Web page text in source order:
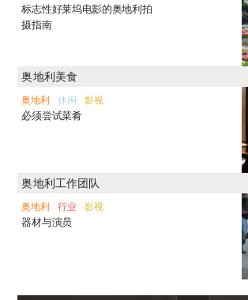
标志性好莱坞电影的奥地利拍
摄指南
奥地利美食
奥地利 休闲 影视
必须尝试菜肴
奥地利工作团队
奥地利 行业 影视
器材与演员